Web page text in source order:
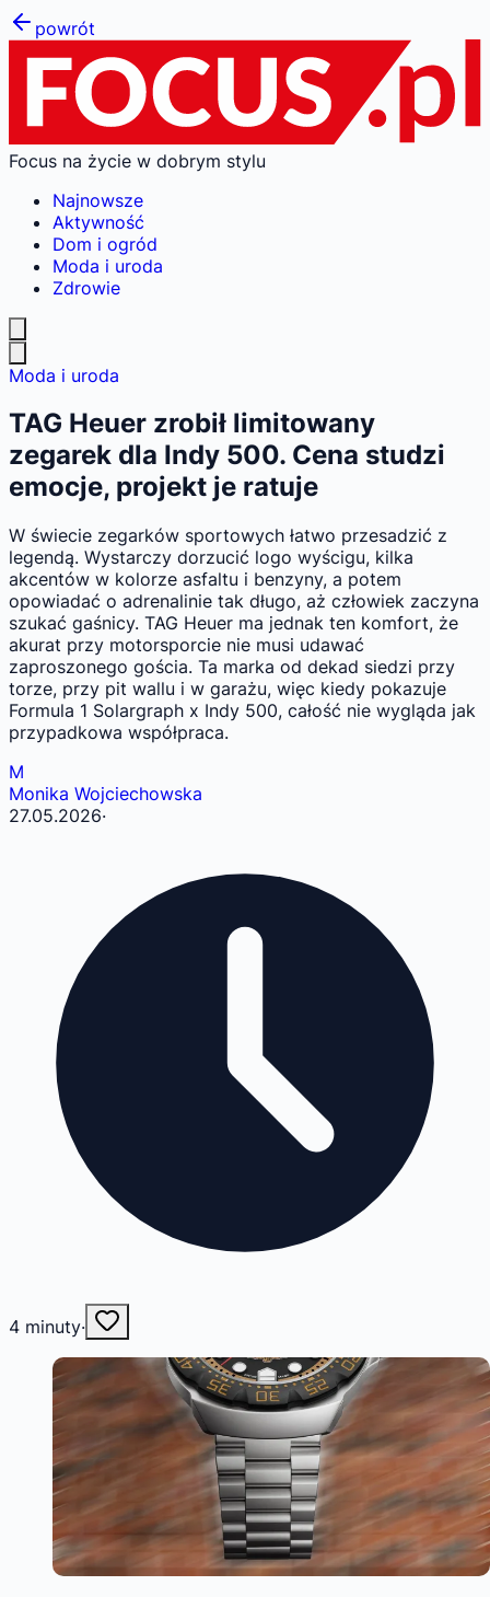
powrót
Focus na życie w dobrym stylu
Najnowsze
Aktywność
Dom i ogród
Moda i uroda
Zdrowie
Moda i uroda
TAG Heuer zrobił limitowany
zegarek dla Indy 500. Cena studzi
emocje, projekt je ratuje
W świecie zegarków sportowych łatwo przesadzić z
legendą. Wystarczy dorzucić logo wyścigu, kilka
akcentów w kolorze asfaltu i benzyny, a potem
opowiadać o adrenalinie tak długo, aż człowiek zaczyna
szukać gaśnicy. TAG Heuer ma jednak ten komfort, że
akurat przy motorsporcie nie musi udawać
zaproszonego gościa. Ta marka od dekad siedzi przy
torze, przy pit wallu i w garażu, więc kiedy pokazuje
Formula 1 Solargraph x Indy 500, całość nie wygląda jak
przypadkowa współpraca.
M
Monika Wojciechowska
27.05.2026·
4 minuty·